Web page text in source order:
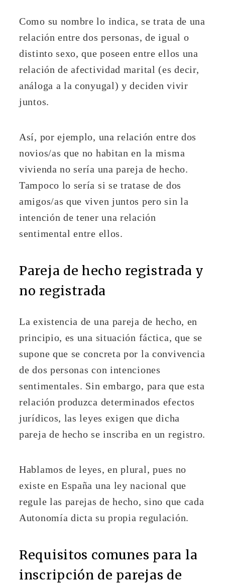
Como su nombre lo indica, se trata de una
relación entre dos personas, de igual o
distinto sexo, que poseen entre ellos una
relación de afectividad marital (es decir,
análoga a la conyugal) y deciden vivir
juntos.
Así, por ejemplo, una relación entre dos
novios/as que no habitan en la misma
vivienda no sería una pareja de hecho.
Tampoco lo sería si se tratase de dos
amigos/as que viven juntos pero sin la
intención de tener una relación
sentimental entre ellos.
Pareja de hecho registrada y
no registrada
La existencia de una pareja de hecho, en
principio, es una situación fáctica, que se
supone que se concreta por la convivencia
de dos personas con intenciones
sentimentales. Sin embargo, para que esta
relación produzca determinados efectos
jurídicos, las leyes exigen que dicha
pareja de hecho se inscriba en un registro.
Hablamos de leyes, en plural, pues no
existe en España una ley nacional que
regule las parejas de hecho, sino que cada
Autonomía dicta su propia regulación.
Requisitos comunes para la
inscripción de parejas de